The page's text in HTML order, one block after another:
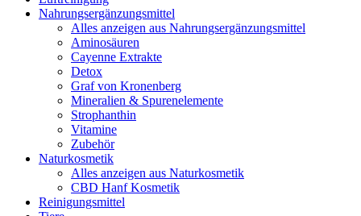
Nahrungsergänzungsmittel
Alles anzeigen aus Nahrungsergänzungsmittel
Aminosäuren
Cayenne Extrakte
Detox
Graf von Kronenberg
Mineralien & Spurenelemente
Strophanthin
Vitamine
Zubehör
Naturkosmetik
Alles anzeigen aus Naturkosmetik
CBD Hanf Kosmetik
Reinigungsmittel